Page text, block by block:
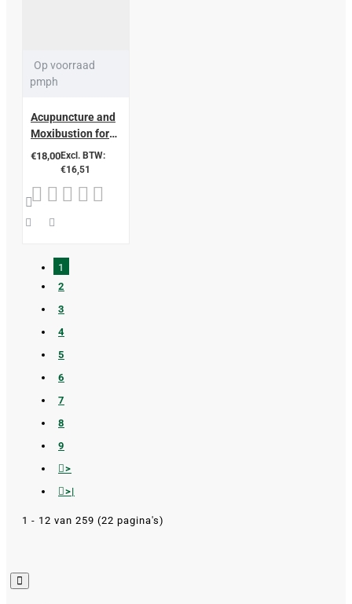
Op voorraad
pmph
Acupuncture and
Moxibustion for
Beauty and Skin
Care (Clinical
Acupuncture and
Moxibustion
€18,00Excl. BTW:
€16,51
1
2
3
4
5
6
7
8
9
>
>|
1 - 12 van 259 (22 pagina's)